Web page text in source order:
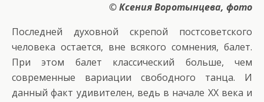
© Ксения Воротынцева, фото
Последней духовной скрепой постсоветского
человека остается, вне всякого сомнения, балет.
При этом балет классический больше, чем
современные вариации свободного танца. И
данный факт удивителен, ведь в начале ХХ века и